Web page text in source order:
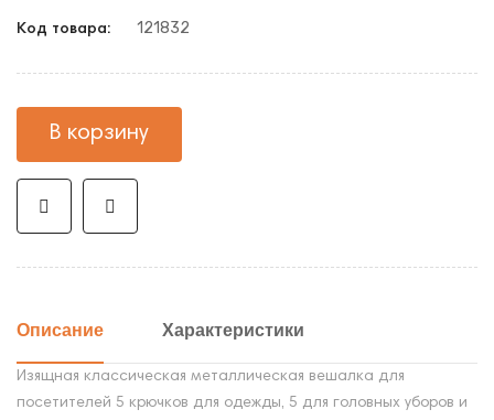
Код товара: 121832
В корзину
Описание Характеристики
Изящная классическая металлическая вешалка для
посетителей 5 крючков для одежды, 5 для головных уборов и